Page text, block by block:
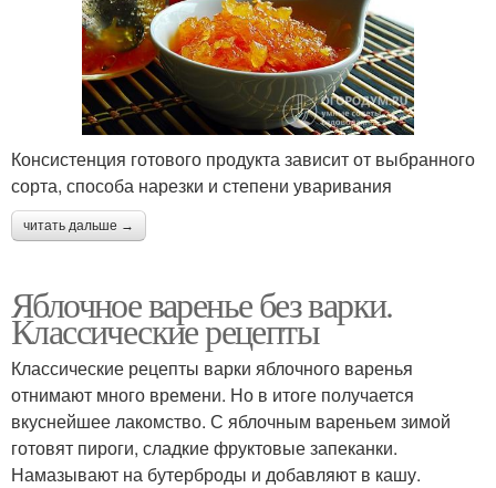
Консистенция готового продукта зависит от выбранного
сорта, способа нарезки и степени уваривания
читать дальше →
Яблочное варенье без варки.
Классические рецепты
Классические рецепты варки яблочного варенья
отнимают много времени. Но в итоге получается
вкуснейшее лакомство. С яблочным вареньем зимой
готовят пироги, сладкие фруктовые запеканки.
Намазывают на бутерброды и добавляют в кашу.